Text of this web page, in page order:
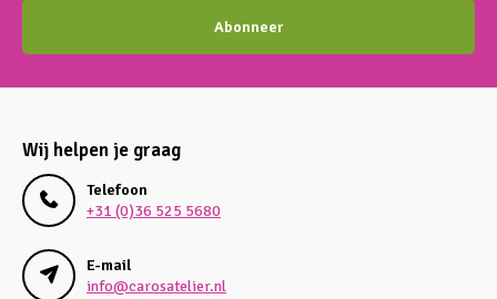
Abonneer
Wij helpen je graag
Telefoon
+31 (0)36 525 5680
E-mail
info@carosatelier.nl